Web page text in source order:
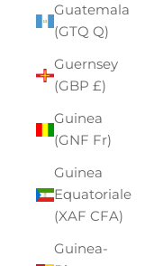
Guatemala
(GTQ Q)
Guernsey
(GBP £)
Guinea
(GNF Fr)
Guinea
Equatoriale
(XAF CFA)
Guinea-